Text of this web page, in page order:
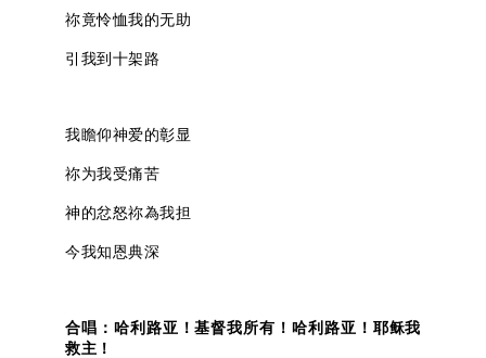
祢竟怜恤我的无助
引我到十架路
我瞻仰神爱的彰显
祢为我受痛苦
神的忿怒祢為我担
今我知恩典深
合唱：哈利路亚！基督我所有！哈利路亚！耶稣我
救主！